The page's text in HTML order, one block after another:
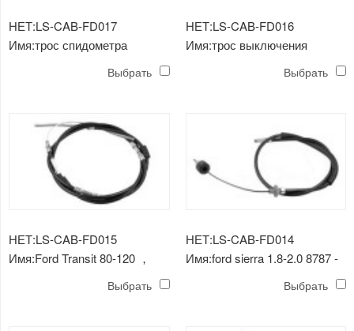
НЕТ:LS-CAB-FD017
Имя:трос спидометра
Выбрать
НЕТ:LS-CAB-FD016
Имя:трос выключения
Выбрать
НЕТ:LS-CAB-FD015
Имя:Ford Transit 80-120 ，
Выбрать
НЕТ:LS-CAB-FD014
Имя:ford sierra 1.8-2.0 8787 -
трос выключения сцепления
Выбрать